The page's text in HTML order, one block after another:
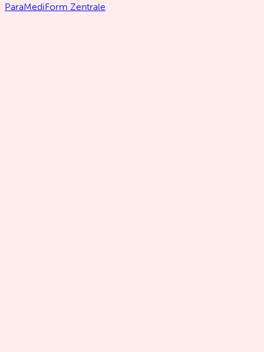
ParaMediForm Zentrale